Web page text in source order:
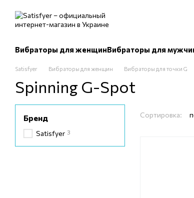
Вибраторы для женщинВибраторы для
Satisfyer Вибраторы для женщин Вибраторы для точки G
Spinning G-Spot
Сортировка:
Бренд
Satisfyer 3